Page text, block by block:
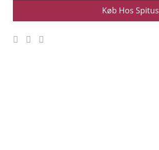
Køb Hos Spitus